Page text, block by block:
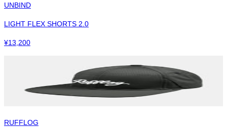
UNBIND
LIGHT FLEX SHORTS 2.0
¥13,200
RUFFLOG